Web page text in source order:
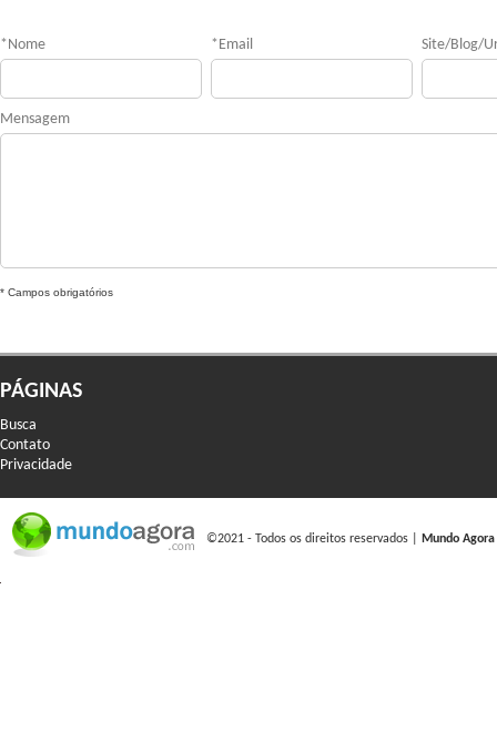
* Nome * Email Site/Blog/
Mensagem
* Campos obrigatórios
PÁGINAS
Busca
Contato
Privacidade
©2021 - Todos os direitos reservados | Mundo Agora